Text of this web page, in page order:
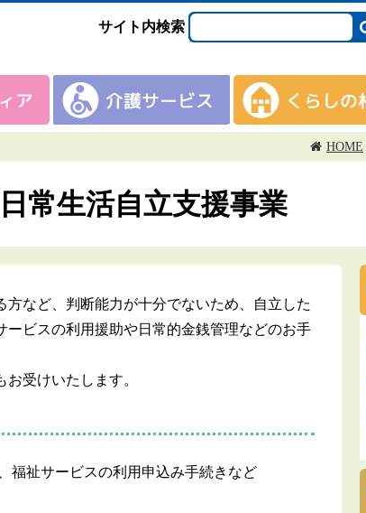
サイト内検索
HOME
日常生活自立支援事業
など、判断能力が十分でないため、自立した
ービスの利用援助や日常的金銭管理などのお手
受けいたします。
福祉サービスの利用申込み手続きなど